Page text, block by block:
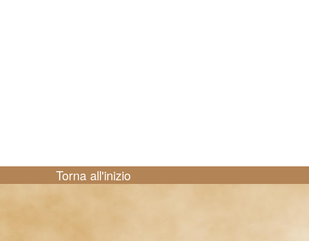
Torna all'inizio